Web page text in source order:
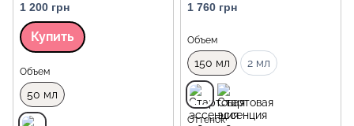
1 200 грн
Купить
Объем
50 мл
1 760 грн
Объем
150 мл 2 мл
Оттенок